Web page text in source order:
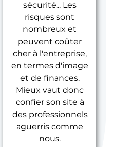
sécurité... Les
risques sont
nombreux et
peuvent coûter
cher à l'entreprise,
en termes d'image
et de finances.
Mieux vaut donc
confier son site à
des professionnels
aguerris comme
nous.